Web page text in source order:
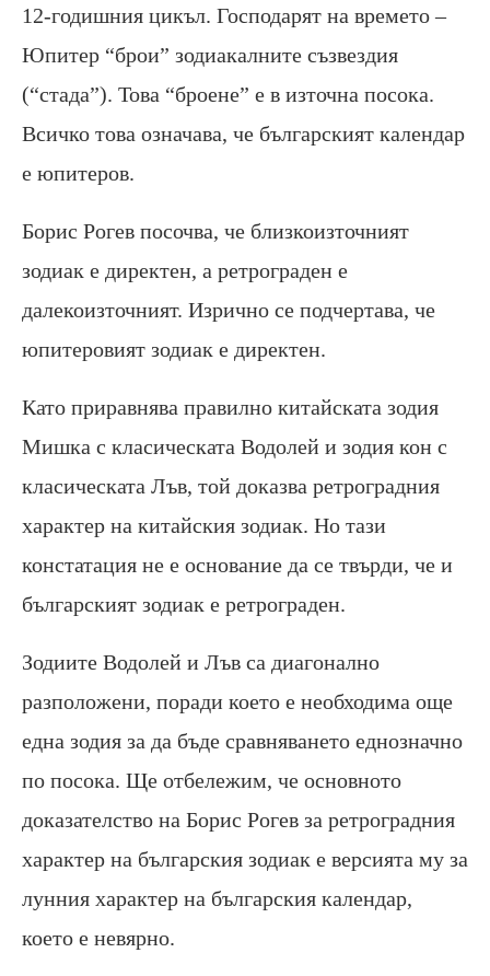
12-годишния цикъл. Господарят на времето –
Юпитер “брои” зодиакалните съзвездия
(“стада”). Това “броене” е в източна посока.
Всичко това означава, че българският календар
е юпитеров.
Борис Рогев посочва, че близкоизточният
зодиак е директен, а ретрограден е
далекоизточният. Изрично се подчертава, че
юпитеровият зодиак е директен.
Като приравнява правилно китайската зодия
Мишка с класическата Водолей и зодия кон с
класическата Лъв, той доказва ретроградния
характер на китайския зодиак. Но тази
констатация не е основание да се твърди, че и
българският зодиак е ретрограден.
Зодиите Водолей и Лъв са диагонално
разположени, поради което е необходима още
една зодия за да бъде сравняването еднозначно
по посока. Ще отбележим, че основното
доказателство на Борис Рогев за ретроградния
характер на българския зодиак е версията му за
лунния характер на българския календар,
което е невярно.